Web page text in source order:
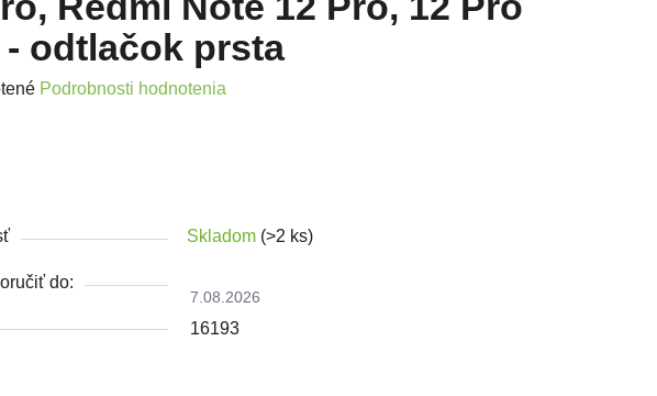
- odtlačok prsta
produktu je 0,0 z 5 hviezdičiek.
Podrobnosti hodnotenia
Skladom (>2 ks)
do:
7.08.2026
16193